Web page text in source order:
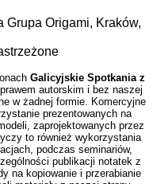
Origami, Kraków,
Galicyjskie Spotkania z
autorskim i bez naszej
w żadnej formie. Komercyjne
prezentowanych na
zaprojektowanych przez
to również wykorzystania
podczas seminariów,
publikacji notatek z
na kopiowanie i przerabianie